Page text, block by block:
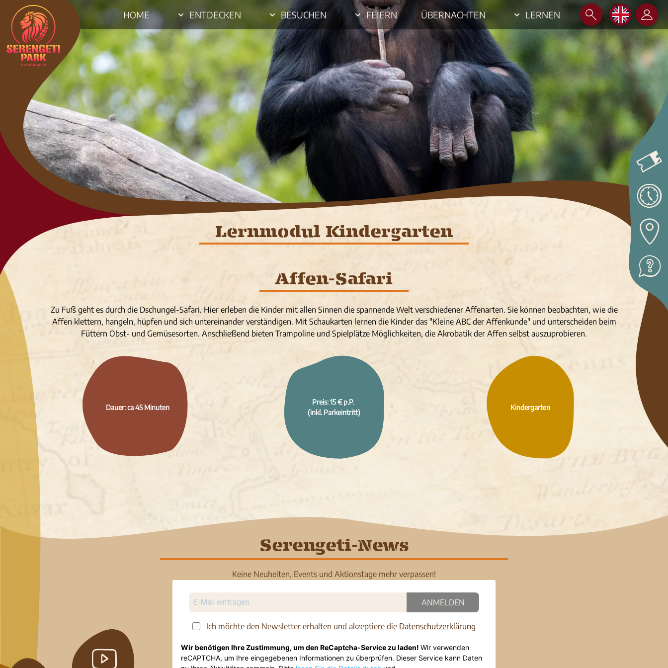
EN
HOME ENTDECKEN BESUCHEN FEIERN ÜBERNACHTEN LERNEN
Lernmodul Kindergarten
Affen-Safari
Zu Fuß geht es durch die Dschungel-Safari. Hier erleben die Kinder mit allen Sinnen die spannende Welt verschiedener Affenarten. Sie können beobachten, wie die
Affen klettern, hangeln, hüpfen und sich untereinander verständigen. Mit Schaukarten lernen die Kinder das "Kleine ABC der Affenkunde" und unterscheiden beim
Füttern Obst- und Gemüsesorten. Anschließend bieten Trampoline und Spielplätze Möglichkeiten, die Akrobatik der Affen selbst auszuprobieren.
Dauer: ca 45 Minuten
Preis: 15 € p.P.
(inkl. Parkeintritt)
Kindergarten
Serengeti-News
Keine Neuheiten, Events und Aktionstage mehr verpassen!
ANMELDEN
Ich möchte den Newsletter erhalten und akzeptiere die Datenschutzerklärung
Wir benötigen Ihre Zustimmung, um den ReCaptcha-Service zu laden! Wir verwenden
reCAPTCHA, um Ihre eingegebenen Informationen zu überprüfen. Dieser Service kann Daten